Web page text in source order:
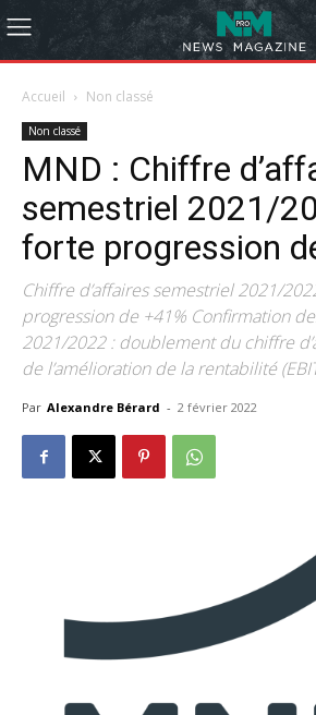
Accueil Non classé
Non classé
MND : Chiffre
semestriel 2021/
forte progression
Chiffre d’affaires semestriel 2021/
progression de +41% Confirmation
2021/2022 : doublement du chiffre
de l’amélioration de la rentabilité
Par Alexandre Bérard - 2 février 2022